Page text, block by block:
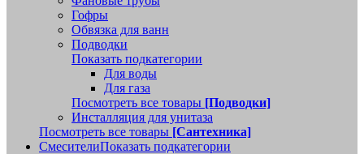
Гофры
Обвязка для ванн
Подводки
Показать подкатегории
Для воды
Для газа
Посмотреть все товары [Подводки]
Инсталляция для унитаза
Посмотреть все товары [Сантехника]
СмесителиПоказать подкатегории